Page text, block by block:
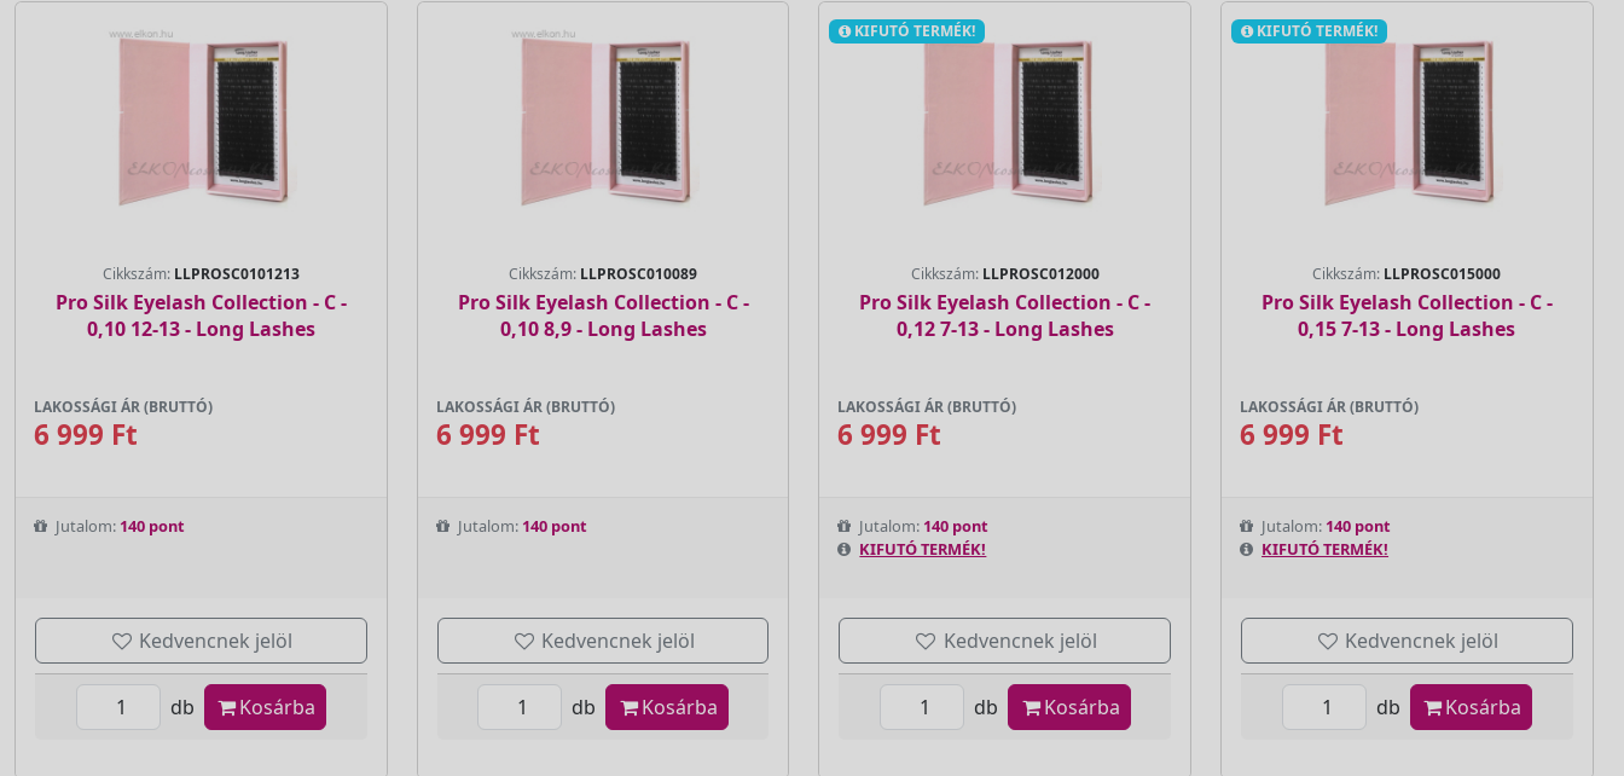
Cikkszám: LLPROSC0101213
Pro Silk Eyelash Collection - C -
0,10 12-13 - Long Lashes
LAKOSSÁGI ÁR (BRUTTÓ)
6 999 Ft
Jutalom: 140 pont
Kedvencnek jelöl
db Kosárba
Cikkszám: LLPROSC010089
Pro Silk Eyelash Collection - C -
0,10 8,9 - Long Lashes
LAKOSSÁGI ÁR (BRUTTÓ)
6 999 Ft
Jutalom: 140 pont
Kedvencnek jelöl
db Kosárba
KIFUTÓ TERMÉK!
Cikkszám: LLPROSC012000
Pro Silk Eyelash Collection - C -
0,12 7-13 - Long Lashes
LAKOSSÁGI ÁR (BRUTTÓ)
6 999 Ft
Jutalom: 140 pont
KIFUTÓ TERMÉK!
Kedvencnek jelöl
db Kosárba
KIFUTÓ TERMÉK!
Cikkszám: LLPROSC015000
Pro Silk Eyelash Collection - C -
0,15 7-13 - Long Lashes
LAKOSSÁGI ÁR (BRUTTÓ)
6 999 Ft
Jutalom: 140 pont
KIFUTÓ TERMÉK!
Kedvencnek jelöl
db Kosárba